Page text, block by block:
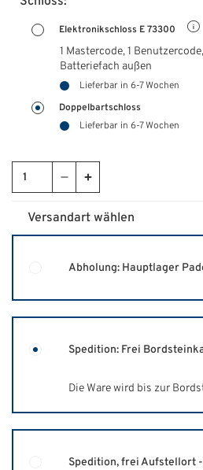
Elektronikschloss E 73300
1 Mastercode, 1
Batteriefach außen
Lieferbar in 6-7 Wochen
Doppelbartschloss
Lieferbar in 6-7 Wochen
Versandart wählen
Abholung: Hauptlager
Spedition: Frei
Die Ware wird bis zur
Spedition, frei Aufstellort